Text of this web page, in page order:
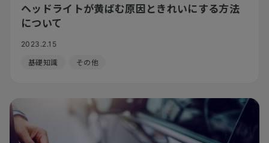
ヘッドライトが黄ばむ原因ときれいにする方法
について
2023.2.15
基礎知識 その他